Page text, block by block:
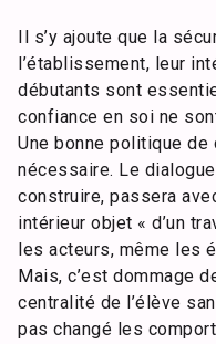
Il s’y ajoute que la
l’établissement, leur
débutants sont
confiance en soi ne
Une bonne politique de
nécessaire. Le
construire, passera
intérieur objet « d’un
les acteurs, même les
Mais, c’est dommage
centralité de l’élève
pas changé les